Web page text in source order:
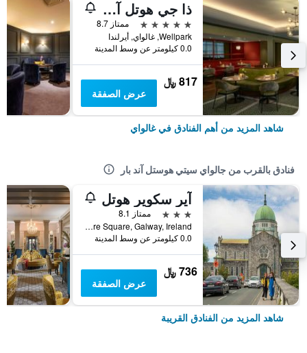
ذا جي هوتل آند سبا
5 نجوم
ممتاز 8.7
Wellpark, غالواي, أيرلندا
0.0 كيلومتر عن وسط المدينة
817 ﷼
عرض الصفقة
شاهد المزيد من أهم الفنادق في غالواي
فنادق بالقرب من جالواي سيتي هوستل آند بار
آير سكوير هوتل
3 نجوم
ممتاز 8.1
HP1Tcp0 8/10 Forster Street, Eyre Square, Galway, Ireland, غالواي, أيرلندا
0.0 كيلومتر عن وسط المدينة
736 ﷼
عرض الصفقة
شاهد المزيد من الفنادق القريبة